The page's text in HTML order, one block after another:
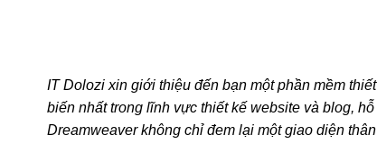
IT Dolozi xin giới thiệu đến bạn một phần mềm
biến nhất trong lĩnh vực thiết kế website và blog,
Dreamweaver không chỉ đem lại một giao diện